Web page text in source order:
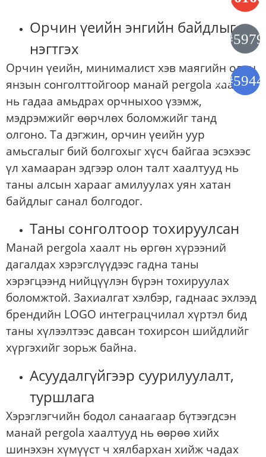
Орчин үеийн энгийн байдлыг
нэгтгэх
Орчин үеийн, минималист хэв маягийн олон
янзын сонголттойгоор манай pergola хаалт
нь гадаа амьдрах орчныхоо үзэмж,
мэдрэмжийг өөрчлөх боломжийг танд
олгоно. Та дэгжин, орчин үеийн уур
амьсгалыг бий болгохыг хүсч байгаа эсэхээс
үл хамааран эдгээр олон талт хаалтууд нь
таны алсын харааг амилуулах уян хатан
байдлыг санал болгодог.
Таны сонголтоор тохируулсан
Манай pergola хаалт нь өргөн хүрээний
дагалдах хэрэгслүүдээс гадна таны
хэрэгцээнд нийцүүлэн бүрэн тохируулах
боломжтой. Захиалгат хэлбэр, гаднаас эхлээд
брендийн LOGO интеграцчилал хүртэл бид
таны хүлээлтээс давсан тохирсон шийдлийг
хүргэхийг зорьж байна.
Асуудалгүйгээр суурилуулалт,
туршлага
Хэрэглэгчийн бодол санаагаар бүтээгдсэн
манай pergola хаалтууд нь өөрөө хийх
шинэхэн хүмүүст ч хялбархан хийж чадах